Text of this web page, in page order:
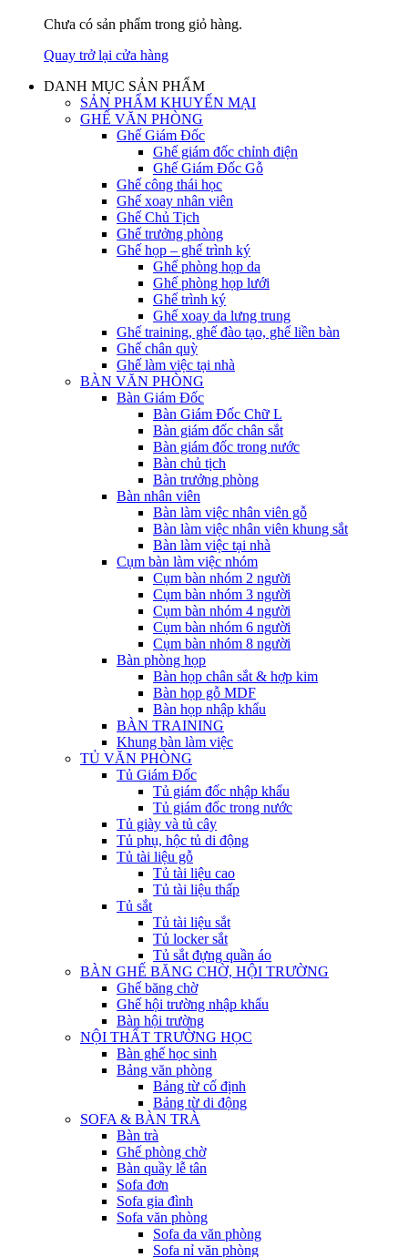
Chưa có sản phẩm trong giỏ hàng.
Quay trở lại cửa hàng
DANH MỤC SẢN PHẨM
SẢN PHẨM KHUYẾN MẠI
GHẾ VĂN PHÒNG
Ghế Giám Đốc
Ghế giám đốc chỉnh điện
Ghế Giám Đốc Gỗ
Ghế công thái học
Ghế xoay nhân viên
Ghế Chủ Tịch
Ghế trưởng phòng
Ghế họp – ghế trình ký
Ghế phòng họp da
Ghế phòng họp lưới
Ghế trình ký
Ghế xoay da lưng trung
Ghế training, ghế đào tạo, ghế liền bàn
Ghế chân quỳ
Ghế làm việc tại nhà
BÀN VĂN PHÒNG
Bàn Giám Đốc
Bàn Giám Đốc Chữ L
Bàn giám đốc chân sắt
Bàn giám đốc trong nước
Bàn chủ tịch
Bàn trưởng phòng
Bàn nhân viên
Bàn làm việc nhân viên gỗ
Bàn làm việc nhân viên khung sắt
Bàn làm việc tại nhà
Cụm bàn làm việc nhóm
Cụm bàn nhóm 2 người
Cụm bàn nhóm 3 người
Cụm bàn nhóm 4 người
Cụm bàn nhóm 6 người
Cụm bàn nhóm 8 người
Bàn phòng họp
Bàn họp chân sắt & hợp kim
Bàn họp gỗ MDF
Bàn họp nhập khẩu
BÀN TRAINING
Khung bàn làm việc
TỦ VĂN PHÒNG
Tủ Giám Đốc
Tủ giám đốc nhập khẩu
Tủ giám đốc trong nước
Tủ giày và tủ cây
Tủ phụ, hộc tủ di động
Tủ tài liệu gỗ
Tủ tài liệu cao
Tủ tài liệu thấp
Tủ sắt
Tủ tài liệu sắt
Tủ locker sắt
Tủ sắt đựng quần áo
BÀN GHẾ BĂNG CHỜ, HỘI TRƯỜNG
Ghế băng chờ
Ghế hội trường nhập khẩu
Bàn hội trường
NỘI THẤT TRƯỜNG HỌC
Bàn ghế học sinh
Bảng văn phòng
Bảng từ cố định
Bảng từ di động
SOFA & BÀN TRÀ
Bàn trà
Ghế phòng chờ
Bàn quầy lễ tân
Sofa đơn
Sofa gia đình
Sofa văn phòng
Sofa da văn phòng
Sofa nỉ văn phòng